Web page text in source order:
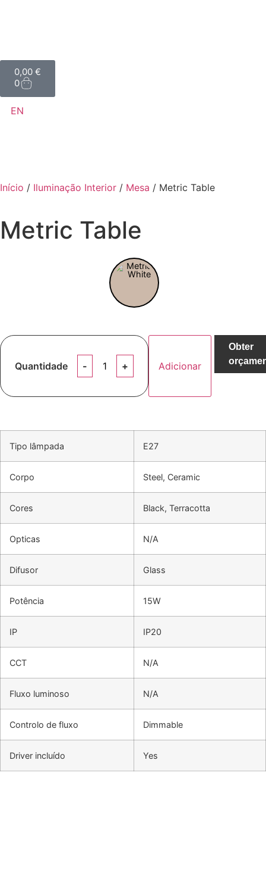
0,00 €
0
EN
Início / Iluminação Interior / Mesa / Metric Table
Metric Table
Quantidade Adicionar
Obter
Tipo lâmpada E27
Corpo Steel, Ceramic
Cores Black, Terracotta
Opticas N/A
Difusor Glass
Potência 15W
IP IP20
CCT N/A
Fluxo luminoso N/A
Controlo de fluxo Dimmable
Driver incluído Yes